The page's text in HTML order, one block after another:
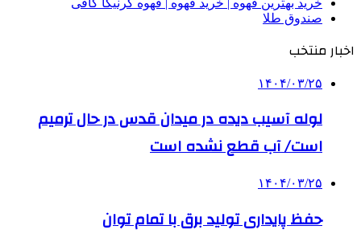
صندوق طلا
اخبار منتخب
۱۴۰۴/۰۳/۲۵
لوله آسیب دیده در میدان قدس در حال ترمیم
است/ آب قطع نشده است
۱۴۰۴/۰۳/۲۵
حفظ پایداری تولید برق با تمام توان